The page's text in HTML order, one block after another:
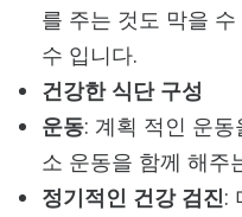
를 주는 것도 막을
수 입니다.
건강한 식단 구성
운동: 계획 적인 운
소 운동을 함께 해주
정기적인 건강 검진: